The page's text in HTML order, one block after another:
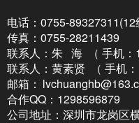
电话：0755-89327311(12
传真：0755-28211439
联系人：朱 海 （ 手机
联系人：黄素贤 （ 手机
邮箱：
合作QQ：1298596879
公司地址：深圳市龙岗区